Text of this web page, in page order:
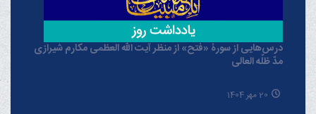
درس‌هایی از سورۀ «فتح» از منظر آیت الله العظمی مکارم شیرازی
مدّ ظلّه العالی
20 مهر 1404